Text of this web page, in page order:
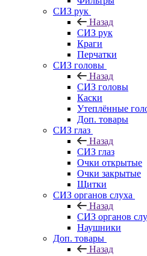
СИЗ рук
Назад
СИЗ рук
Краги
Перчатки
СИЗ головы
Назад
СИЗ головы
Каски
Утеплённые
Доп. товары
СИЗ глаз
Назад
СИЗ глаз
Очки открытые
Очки закрытые
Щитки
СИЗ органов слуха
Назад
СИЗ органов
Наушники
Доп. товары
Назад